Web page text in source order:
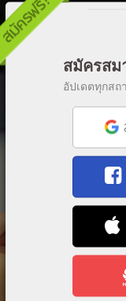
สมัครสม
อัปเดตทุกส